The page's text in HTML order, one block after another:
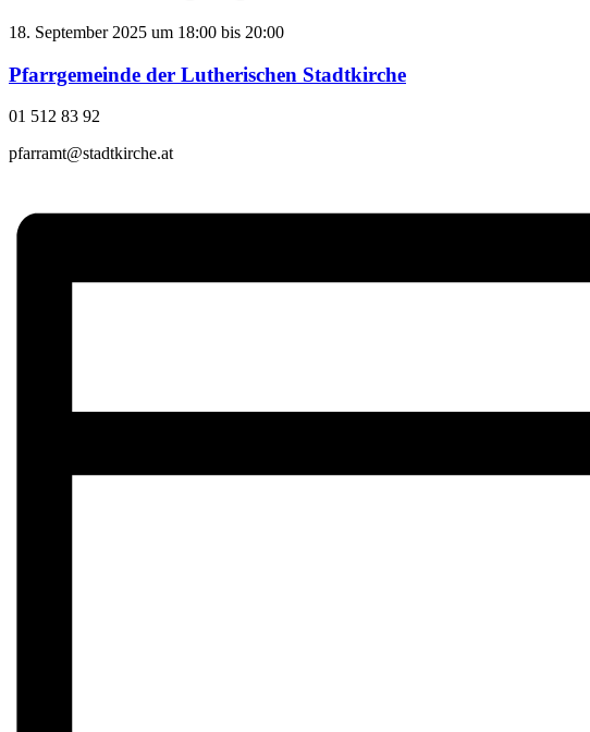
18. September 2025 um 18:00 bis 20:00
Pfarrgemeinde der Lutherischen Stadtkirche
01 512 83 92
pfarramt@stadtkirche.at